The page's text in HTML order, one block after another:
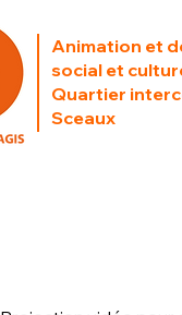
Animation et
social et
Quartier
Sceaux